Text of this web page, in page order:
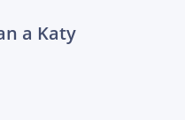
a Katy